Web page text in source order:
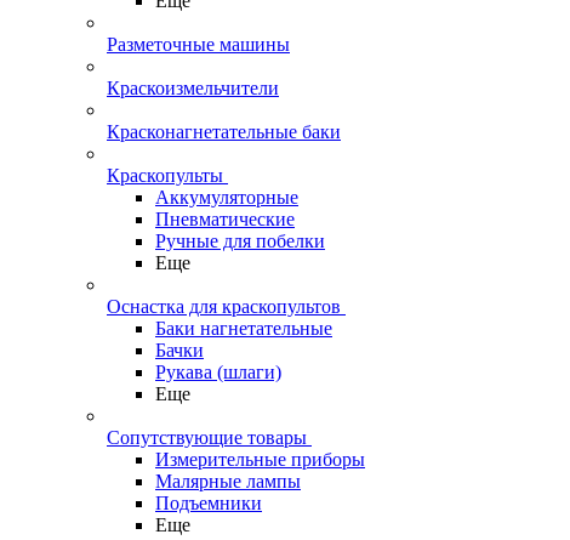
Разметочные машины
Краскоизмельчители
Красконагнетательные баки
Краскопульты
Аккумуляторные
Пневматические
Ручные для побелки
Еще
Оснастка для краскопультов
Баки нагнетательные
Бачки
Рукава (шлаги)
Еще
Сопутствующие товары
Измерительные приборы
Малярные лампы
Подъемники
Еще